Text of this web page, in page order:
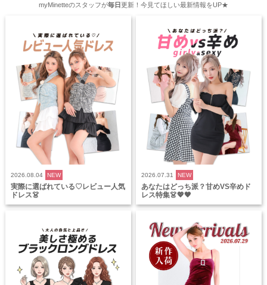
myMinetteのスタッフが毎日更新！今見てほしい最新情報をUP★
2026.08.04 NEW
実際に選ばれている♡レビュー人気
ドレス👗
2026.07.31 NEW
あなたはどっち派？甘めVS辛めド
レス特集👗💖🖤